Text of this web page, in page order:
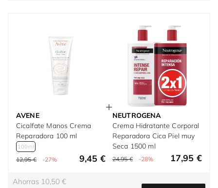
AVENE
Cicalfate Manos Crema
Reparadora 100 ml
100ml
12,95 € -27% 9,45 €
NEUTROGENA
Crema Hidratante Corporal
Reparadora Cica Piel muy
Seca 1500 ml
24,95 € -28% 17,95 €
Ahorras 10,50 €